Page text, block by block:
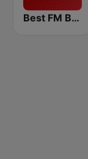
Best FM Budapest